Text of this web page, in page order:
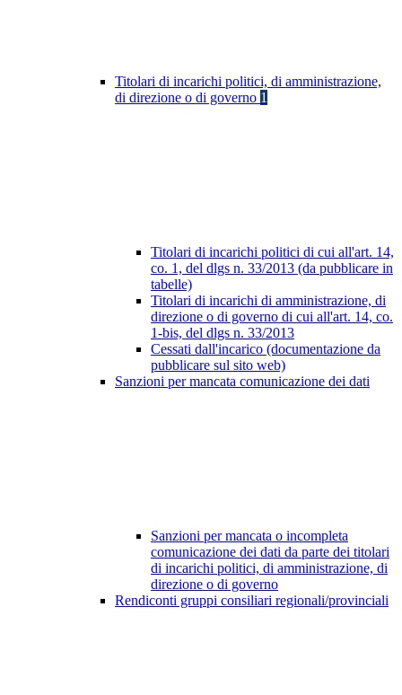
Titolari di incarichi politici, di amministrazione,
di direzione o di governo 1
Titolari di incarichi politici di cui all'art. 14,
co. 1, del dlgs n. 33/2013 (da pubblicare in
tabelle)
Titolari di incarichi di amministrazione, di
direzione o di governo di cui all'art. 14, co.
1-bis, del dlgs n. 33/2013
Cessati dall'incarico (documentazione da
pubblicare sul sito web)
Sanzioni per mancata comunicazione dei dati
Sanzioni per mancata o incompleta
comunicazione dei dati da parte dei titolari
di incarichi politici, di amministrazione, di
direzione o di governo
Rendiconti gruppi consiliari regionali/provinciali